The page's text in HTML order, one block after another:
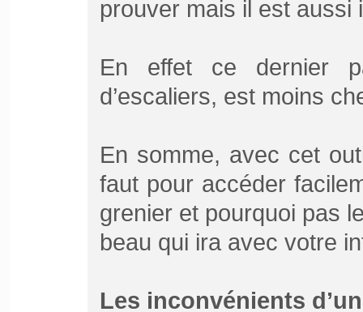
prouver mais il est aussi
En effet ce dernier
d’escaliers, est moins
En somme, avec cet
faut pour accéder
grenier et pourquoi pas
beau qui ira avec votre
Les inconvénients